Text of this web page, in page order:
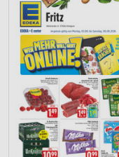
Entwicklung und
Verwendung
Inhalten
IAB-Besonderheiten:
Verwendung
Geräte anhand von
Informationen